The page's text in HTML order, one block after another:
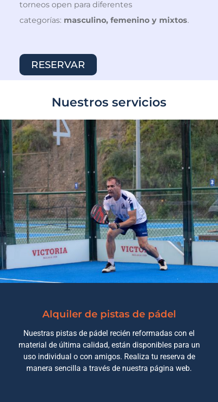
torneos open para diferentes
categorías: masculino, femenino y mixtos.
RESERVAR
Nuestros servicios
Alquiler de pistas de pádel
Nuestras pistas de pádel recién reformadas con el
material de última calidad, están disponibles para un
uso individual o con amigos. Realiza tu reserva de
manera sencilla a través de nuestra página web.